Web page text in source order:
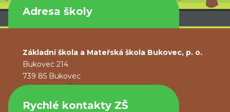
Adresa školy
Základní škola a Mateřská škola Bukovec, p. o.
Bukovec 214
739 85 Bukovec
Rychlé kontakty ZŠ